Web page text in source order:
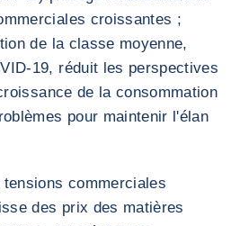
croissantes ;
de la classe moyenne,
19, réduit les perspectives
de la consommation
pour maintenir l'élan
commerciales
des prix des matières